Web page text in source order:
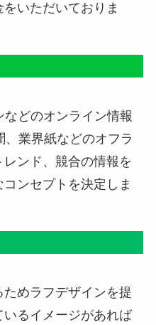
いただいておりま
どのオンライン情報
業界紙などのオフラ
ンド、競合の情報を
ンセプトを決定しま
めラフデザインを提
るイメージがあれば